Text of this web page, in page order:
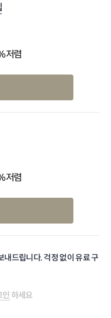
저렴
저렴
내드립니다. 걱정 없이 유료 구
인 하세요